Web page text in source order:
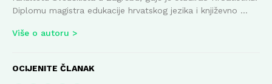
Diplomu magistra edukacije hrvatskog jezika i književno ...
Više o autoru
OCIJENITE ČLANAK